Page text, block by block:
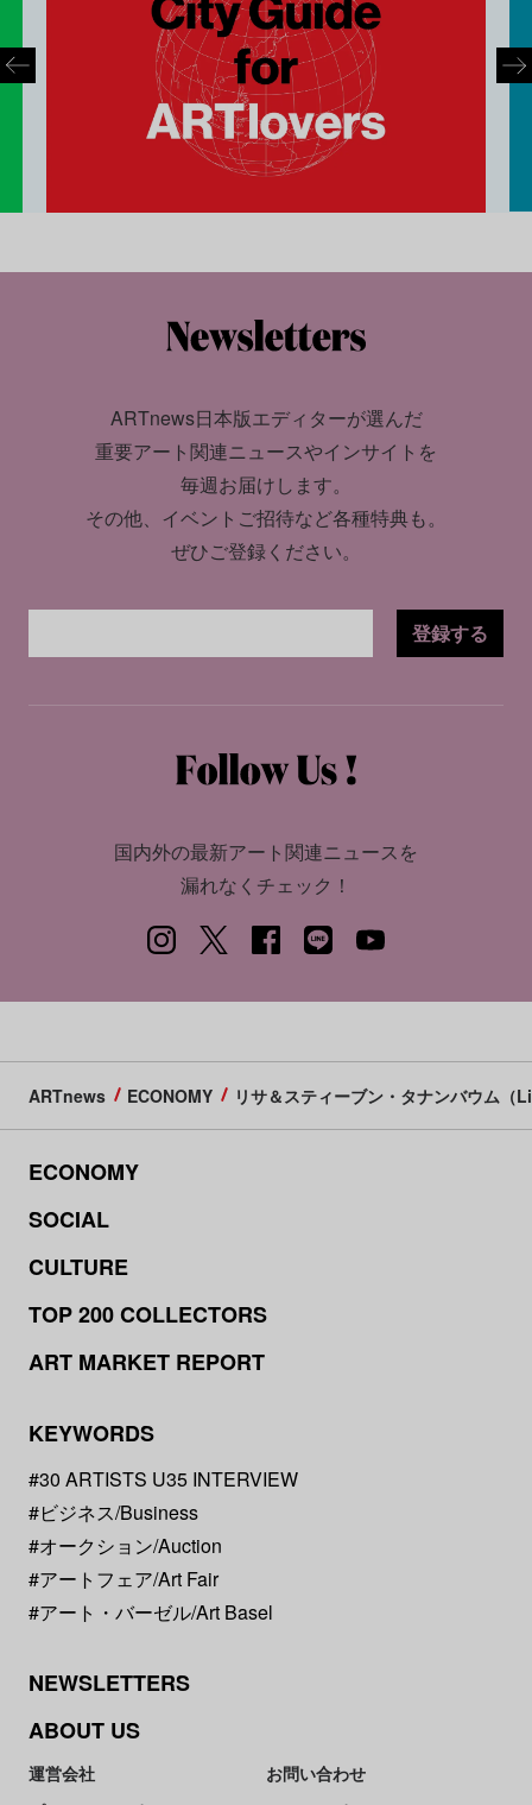
ARTnews日本版エディターが選んだ
重要アート関連ニュースやインサイトを
毎週お届けします。
その他、イベントご招待など各種特典も。
ぜひご登録ください。
登録する
国内外の最新アート関連ニュースを
漏れなくチェック！
ARTnews ECONOMY リサ＆スティーブン・タナンバウム
ECONOMY
SOCIAL
CULTURE
TOP 200 COLLECTORS
ART MARKET REPORT
KEYWORDS
#30 ARTISTS U35 INTERVIEW
#ビジネス/Business
#オークション/Auction
#アートフェア/Art Fair
#アート・バーゼル/Art Basel
NEWSLETTERS
ABOUT US
運営会社
お問い合わせ